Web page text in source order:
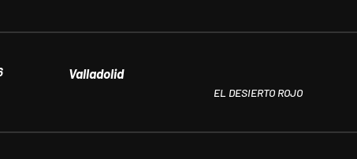
Valladolid
EL DESIERTO ROJO